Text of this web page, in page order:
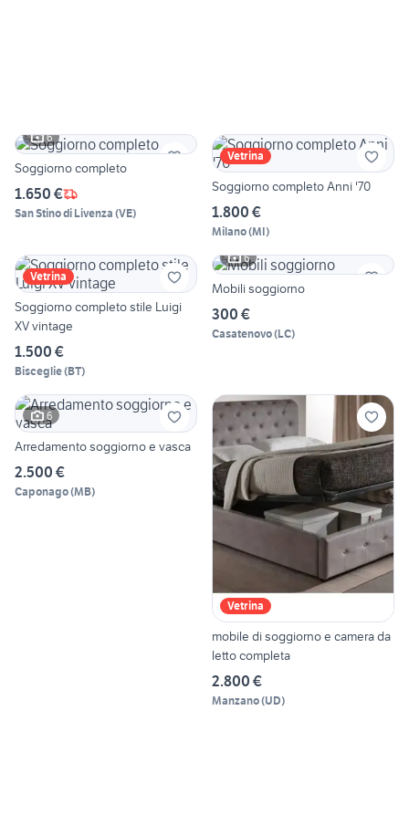
6
Soggiorno completo
1.650 €
San Stino di Livenza (VE)
Vetrina
Soggiorno completo Anni '70
1.800 €
Milano(MI)
Vetrina
Soggiorno completo stile Luigi
XV vintage
1.500 €
Bisceglie(BT)
6
Mobili soggiorno
300 €
Casatenovo(LC)
6
Arredamento soggiorno e vasca
2.500 €
Caponago(MB)
Vetrina
mobile di soggiorno e camera da
letto completa
2.800 €
Manzano(UD)